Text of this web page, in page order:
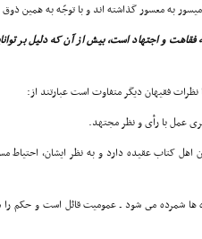
به معسور گذاشته اند و با توجّه به همین
فقاهت و اجتهاد است، بیش از آن که دلیل بر
فقیهان دیگر متفاوت است عبارتند از:
اهل کتاب عقیده دارد و به نظر ایشان،
ها شمرده مى شود ـ عمومیت قائل است و حکم را